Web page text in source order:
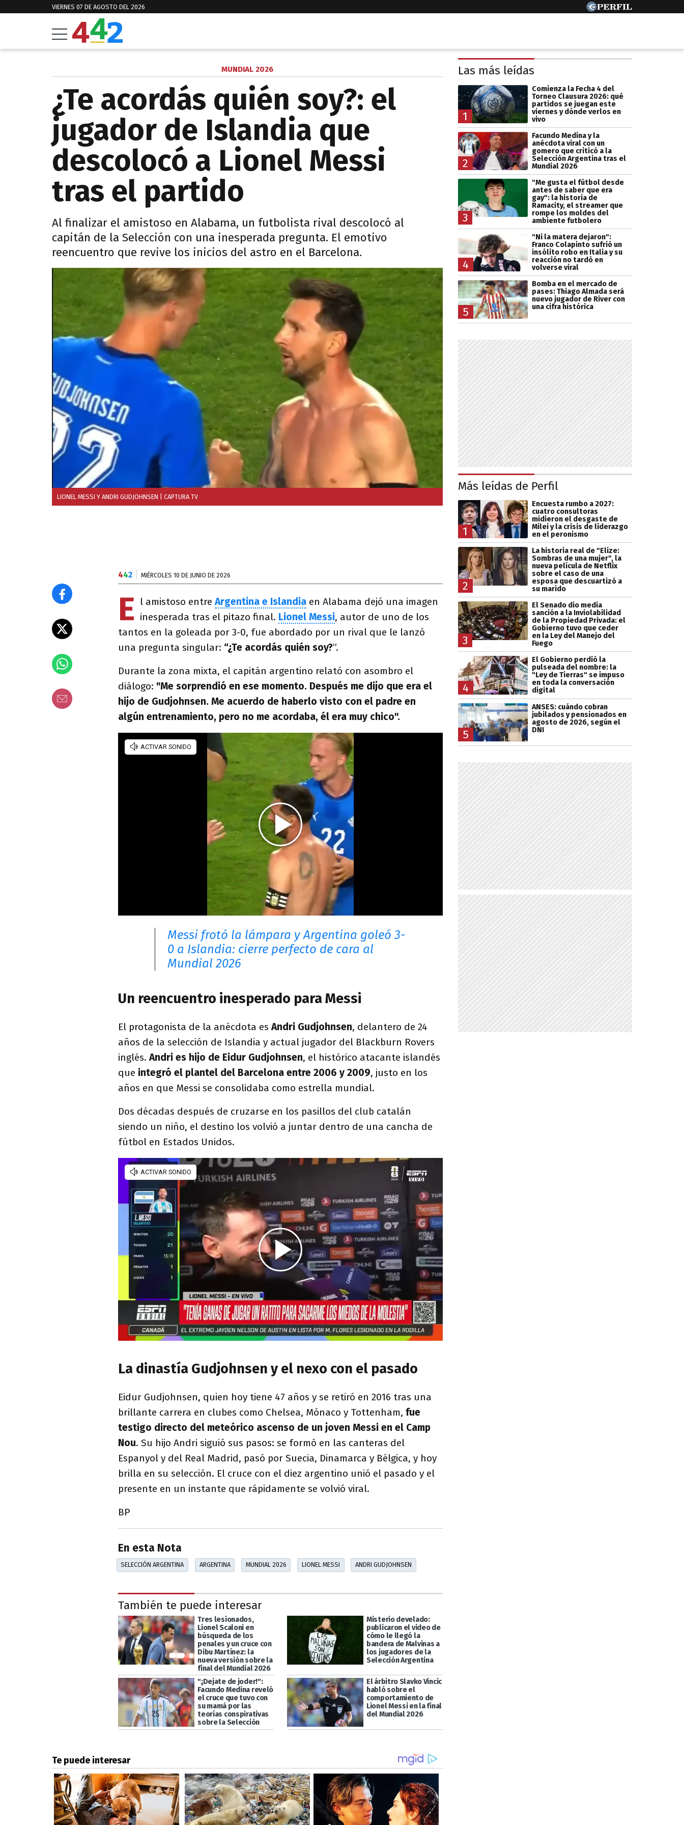
VIERNES 07 DE AGOSTO DEL 2026
MUNDIAL 2026
¿Te acordás quién soy?: el
jugador de Islandia que
descolocó a Lionel Messi
tras el partido
Al finalizar el amistoso en Alabama, un futbolista rival descolocó al
capitán de la Selección con una inesperada pregunta. El emotivo
reencuentro que revive los inicios del astro en el Barcelona.
LIONEL MESSI Y ANDRI GUDJOHNSEN | CAPTURA TV
442 MIÉRCOLES 10 DE JUNIO DE 2026
E l amistoso entreArgentina e Islandia en Alabama dejó una imagen
inesperada tras el pitazo final. Lionel Messi, autor de uno de los
tantos en la goleada por 3-0, fue abordado por un rival que le lanzó
una pregunta singular: “¿Te acordás quién soy?”.
Durante la zona mixta, el capitán argentino relató con asombro el
diálogo: "Me sorprendió en ese momento. Después me dijo que era el
hijo de Gudjohnsen. Me acuerdo de haberlo visto con el padre en
algún entrenamiento, pero no me acordaba, él era muy chico".
Messi frotó la lámpara y Argentina goleó 3-
0 a Islandia: cierre perfecto de cara al
Mundial 2026
Un reencuentro inesperado para Messi
El protagonista de la anécdota esAndri Gudjohnsen, delantero de 24
años de la selección de Islandia y actual jugador del Blackburn Rovers
inglés.Andri es hijo de Eidur Gudjohnsen, el histórico atacante islandés
que integró el plantel del Barcelona entre 2006 y 2009, justo en los
años en que Messi se consolidaba como estrella mundial.
Dos décadas después de cruzarse en los pasillos del club catalán
siendo un niño, el destino los volvió a juntar dentro de una cancha de
fútbol en Estados Unidos.
La dinastía Gudjohnsen y el nexo con el pasado
Eidur Gudjohnsen, quien hoy tiene 47 años y se retiró en 2016 tras una
brillante carrera en clubes como Chelsea, Mónaco y Tottenham, fue
testigo directo del meteórico ascenso de un joven Messi en el Camp
Nou. Su hijo Andri siguió sus pasos: se formó en las canteras del
Espanyol y del Real Madrid, pasó por Suecia, Dinamarca y Bélgica, y hoy
brilla en su selección. El cruce con el diez argentino unió el pasado y el
presente en un instante que rápidamente se volvió viral.
BP
En esta Nota
SELECCIÓN ARGENTINA ARGENTINA MUNDIAL 2026 LIONEL MESSI ANDRI GUDJOHNSEN
También te puede interesar
Tres lesionados,
Lionel Scaloni en
búsqueda de los
penales y un cruce con
Dibu Martínez: la
nueva versión sobre la
final del Mundial 2026
Misterio develado:
publicaron el video de
cómo le llegó la
bandera de Malvinas a
los jugadores de la
Selección Argentina
"¡Dejate de joder!":
Facundo Medina reveló
el cruce que tuvo con
su mamá por las
teorías conspirativas
sobre la Selección
El árbitro Slavko Vincic
habló sobre el
comportamiento de
Lionel Messi en la final
del Mundial 2026
Las más leídas
1
Comienza la Fecha 4 del
Torneo Clausura 2026: qué
partidos se juegan este
viernes y dónde verlos en
vivo
2
Facundo Medina y la
anécdota viral con un
gomero que criticó a la
Selección Argentina tras el
Mundial 2026
3
"Me gusta el fútbol desde
antes de saber que era
gay": la historia de
Ramacity, el streamer que
rompe los moldes del
ambiente futbolero
4
"Ni la matera dejaron":
Franco Colapinto sufrió un
insólito robo en Italia y su
reacción no tardó en
volverse viral
5
Bomba en el mercado de
pases: Thiago Almada será
nuevo jugador de River con
una cifra histórica
Más leídas de Perfil
1
Encuesta rumbo a 2027:
cuatro consultoras
midieron el desgaste de
Milei y la crisis de liderazgo
en el peronismo
2
La historia real de "Elize:
Sombras de una mujer", la
nueva película de Netflix
sobre el caso de una
esposa que descuartizó a
su marido
3
El Senado dio media
sanción a la Inviolabilidad
de la Propiedad Privada: el
Gobierno tuvo que ceder
en la Ley del Manejo del
Fuego
4
El Gobierno perdió la
pulseada del nombre: la
"Ley de Tierras" se impuso
en toda la conversación
digital
5
ANSES: cuándo cobran
jubilados y pensionados en
agosto de 2026, según el
DNI